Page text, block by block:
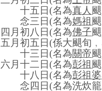
十五日 (名為真人 颶
念三日 (名為媽祖
四月初八日 (名為佛子颶
五月初五日 (係大颶旬
十三日 (名為關帝颶
六月十二日 (名為彭祖 颶
十八日 (名為彭祖婆
念四日 (名為洗炊